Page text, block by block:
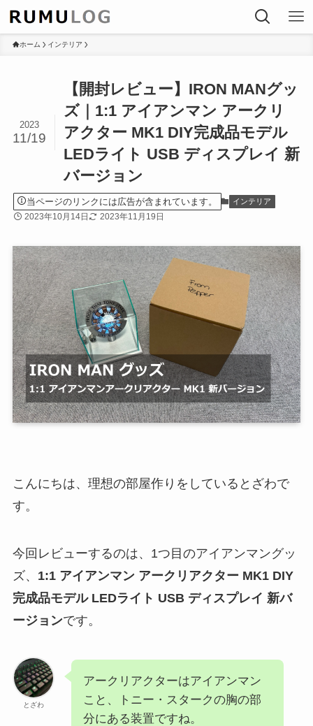
ホーム インテリア
【開封レビュー】IRON MANグッ
ズ｜1:1 アイアンマン アークリ
アクター MK1 DIY完成品モデル
LEDライト USB ディスプレイ 新
バージョン
2023
11/19
当ページのリンクには広告が含まれています。 インテリア
2023年10月14日 2023年11月19日
こんにちは、理想の部屋作りをしているとざわで
す。
今回レビューするのは、1つ目のアイアンマングッ
ズ、 1:1 アイアンマン アークリアクター MK1 DIY
完成品モデル LEDライト USB ディスプレイ 新バ
ージョンです。
とざわ
アークリアクターはアイアンマン
こと、トニー・スタークの胸の部
分にある装置ですね。